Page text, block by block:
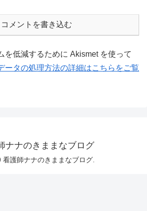
コメントを書き込む
を低減するために Akismet を使って
ータの処理方法の詳細はこちらをご覧
ナナのきままなブログ
護師ナナのきままなブログ.